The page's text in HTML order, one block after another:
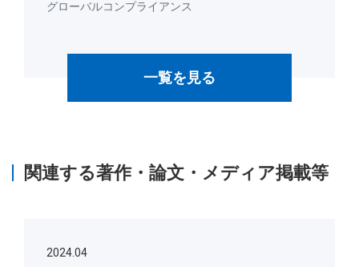
グローバルコンプライアンス
一覧を見る
関連する著作・論文・メディア掲載等
2024.04